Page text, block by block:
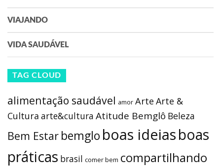
VIAJANDO
VIDA SAUDÁVEL
TAG CLOUD
alimentação saudável amor Arte Arte &
Cultura arte&cultura Atitude Bemglô Beleza
Bem Estar bemglo boas ideiasboas
práticas brasil comer bem compartilhando